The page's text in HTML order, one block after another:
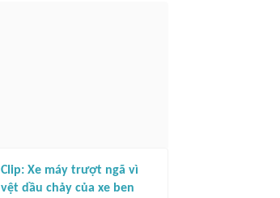
Clip: Xe máy trượt ngã vì
vệt dầu chảy của xe ben